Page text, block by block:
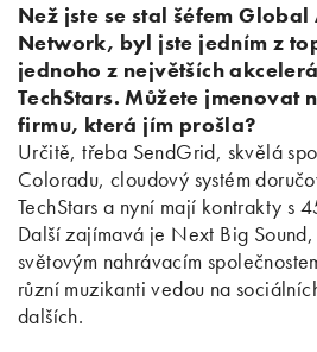
Než jste se stal šéfem
Network, byl jste jedním z
jednoho z největších
TechStars. Můžete jmenovat
firmu, která jím prošla?
Určitě, třeba SendGrid, skvělá
Coloradu, cloudový systém
TechStars a nyní mají kontrakty s
Další zajímavá je Next Big
světovým nahrávacím
různí muzikanti vedou na
dalších.